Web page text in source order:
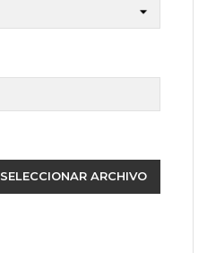
SELECCIONAR ARCHIVO